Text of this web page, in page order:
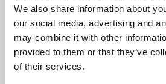
We also share information about
our social media, advertising and
may combine it with other
provided to them or that they’ve
of their services.
Telefonnummer